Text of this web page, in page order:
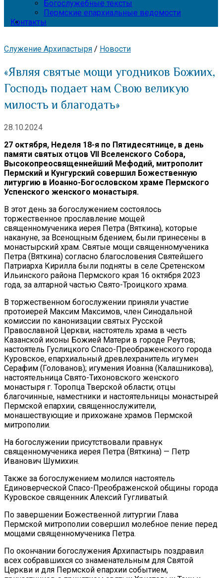
Богослужебные тексты
Пермские епархиальные ведомости
Контакты
Служение Архипастыря / Новости
«Являя святые мощи угодников Божиих,
Господь подает нам Свою великую
милость и благодать»
28.10.2024
27 октября, Неделя 18-я по Пятидесятнице, в день
памяти святых отцов VII Вселенского Собора,
Высокопреосвященнейший Мефодий, митрополит
Пермский и Кунгурский совершил Божественную
литургию в Иоанно-Богословском храме Пермского
Успенского женского монастыря.
В этот день за богослужением состоялось
торжественное прославление мощей
священномученика иерея Петра (Вяткина), которые
накануне, за Всенощным бдением, были принесены в
монастырский храм. Святые мощи священномученика
Петра (Вяткина) согласно благословения Святейшего
Патриарха Кирилла были подняты в селе Сретенском
Ильинского района Пермского края 16 октября 2023
года, за алтарной частью Свято-Троицкого храма.
В торжественном богослужении приняли участие
протоиерей Максим Максимов, член Синодальной
комиссии по канонизации святых Русской
Православной Церкви, настоятель храма в честь
Казанской иконы Божией Матери в городе Реутов;
настоятель Гуслицкого Спасо-Преображенского города
Куровское, епархиальный древлехранитель игумен
Серафим (Голованов); игумения Иоанна (Калашникова),
настоятельница Свято-Тихоновского женского
монастыря г. Торопца Тверской области; отцы
благочинные, наместники и настоятельницы монастырей
Пермской епархии, священнослужители,
монашествующие и прихожане храмов Пермской
митрополии.
На богослужении присутствовали правнук
священномученика иерея Петра (Вяткина) — Петр
Иванович Шумихин.
Также за богослужением молился настоятель
Единоверческой Спасо-Преображенской общины города
Куровское священник Алексий Гугливатый.
По завершении Божественной литургии Глава
Пермской митрополии совершил молебное пение перед
мощами священномученика Петра.
По окончании богослужения Архипастырь поздравил
всех собравшихся со знаменательным для Святой
Церкви и для Пермской епархии событием,